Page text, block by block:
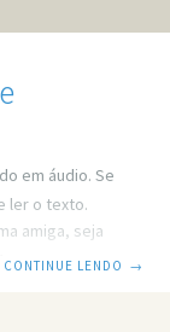
em áudio. Se
ler o texto.
amiga, seja
amiga que
CONTINUE LENDO →